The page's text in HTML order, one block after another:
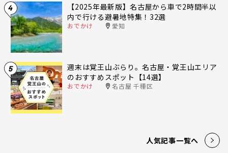
4
【2025年最新版】名古屋から車で2時間半以
内で行ける避暑地特集！32選
おでかけ 愛知
5
週末は覚王山ぶらり。名古屋・覚王山エリア
のおすすめスポット【14選】
おでかけ 名古屋 千種区
人気記事一覧へ